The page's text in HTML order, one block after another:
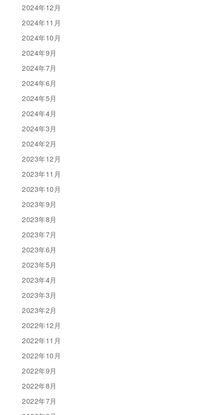
2024年12月
2024年11月
2024年10月
2024年9月
2024年7月
2024年6月
2024年5月
2024年4月
2024年3月
2024年2月
2023年12月
2023年11月
2023年10月
2023年9月
2023年8月
2023年7月
2023年6月
2023年5月
2023年4月
2023年3月
2023年2月
2022年12月
2022年11月
2022年10月
2022年9月
2022年8月
2022年7月